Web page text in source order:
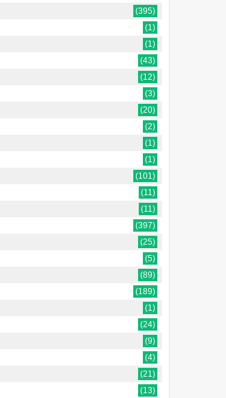
(395)
(1)
(1)
(43)
(12)
(3)
(20)
(2)
(1)
(1)
(101)
(11)
(11)
(397)
(25)
(5)
(89)
(189)
(1)
(24)
(9)
(4)
(21)
(13)